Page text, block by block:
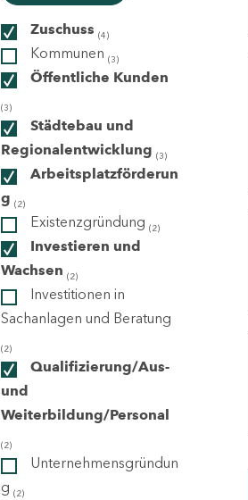
Zuschuss (4)
Kommunen (3)
Öffentliche Kunden
(3)
Städtebau und
Regionalentwicklung (3)
Arbeitsplatzförderun
g (2)
Existenzgründung (2)
Investieren und
Wachsen (2)
Investitionen in
Sachanlagen und Beratung
(2)
Qualifizierung/Aus-
und
Weiterbildung/Personal
(2)
Unternehmensgründun
g (2)